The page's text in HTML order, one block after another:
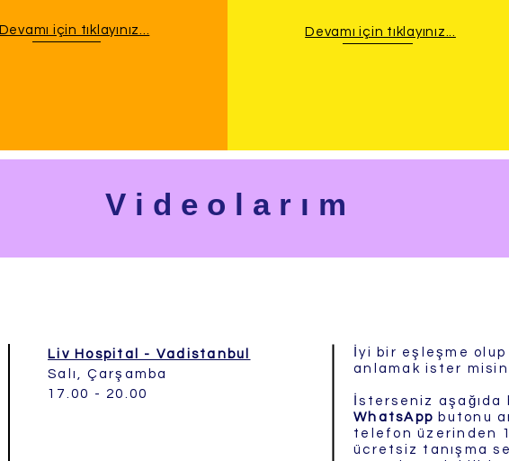
Devamı için tıklayınız... Devamı için tıklayınız...
V i d e o l a r ı m
Liv Hospital - Vadistanbul
Salı, Çarşamba
17.00 - 20.00
İyi bir eşleşme olup
anlamak ister
İsterseniz aşağıda
WhatsApp butonu
telefon üzerinden
ücretsiz tanışma